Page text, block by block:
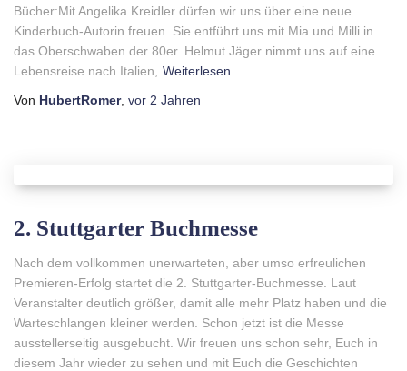
Bücher:Mit Angelika Kreidler dürfen wir uns über eine neue
Kinderbuch-Autorin freuen. Sie entführt uns mit Mia und Milli in
das Oberschwaben der 80er. Helmut Jäger nimmt uns auf eine
Lebensreise nach Italien,
Weiterlesen
Von HubertRomer, vor 2 Jahren
2. Stuttgarter Buchmesse
Nach dem vollkommen unerwarteten, aber umso erfreulichen
Premieren-Erfolg startet die 2. Stuttgarter-Buchmesse. Laut
Veranstalter deutlich größer, damit alle mehr Platz haben und die
Warteschlangen kleiner werden. Schon jetzt ist die Messe
ausstellerseitig ausgebucht. Wir freuen uns schon sehr, Euch in
diesem Jahr wieder zu sehen und mit Euch die Geschichten